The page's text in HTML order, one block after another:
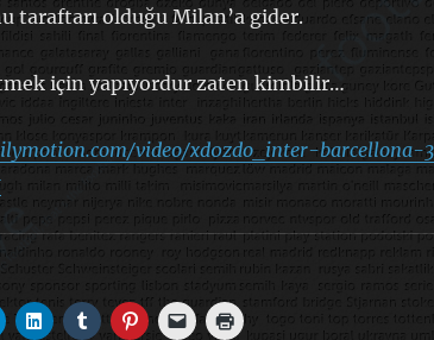
taraftarı olduğu Milan’a gider.
için yapıyordur zaten kimbilir…
video/xd0zdo_inter-barcellona-